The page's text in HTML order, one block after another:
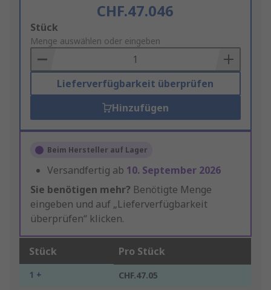
CHF.47.046
Add
to
Basket
Stück
Menge auswählen oder eingeben
Lieferverfügbarkeit überprüfen
Hinzufügen
Beim Hersteller auf Lager
Versandfertig ab 10. September 2026
Sie benötigen mehr? Benötigte Menge
eingeben und auf „Lieferverfügbarkeit
überprüfen“ klicken.
Stück Pro Stück
1 + CHF.47.05